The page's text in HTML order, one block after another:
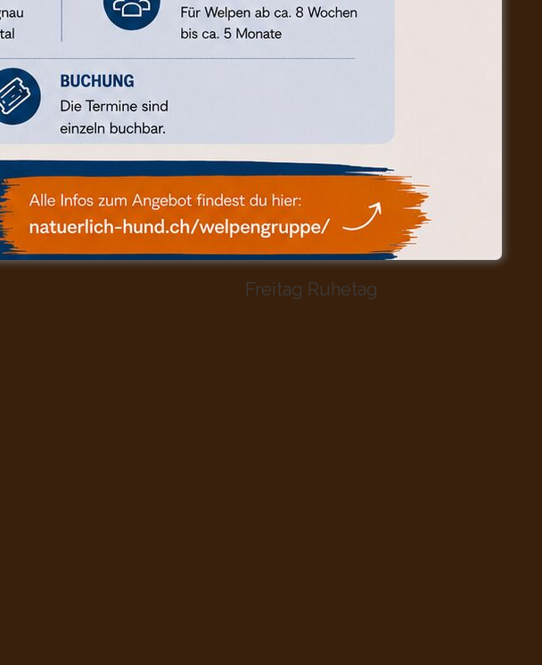
Montag bis Donnerstag
09.00-18.00 Uhr
(oder nach individueller Vereinbarung)
Freitag Ruhetag